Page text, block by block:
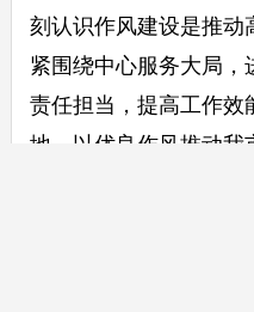
刻认识作风建设是推动
紧围绕中心服务大局，
责任担当，提高工作效
地，以优良作风推动我